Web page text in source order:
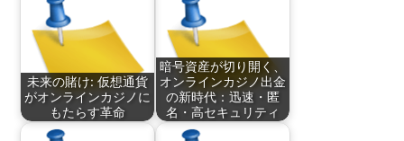
未来の賭け: 仮想通貨
がオンラインカジノに
もたらす革命
暗号資産が切り開く、
オンラインカジノ出金
の新時代：迅速・匿
名・高セキュリティ